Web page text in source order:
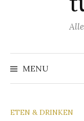
MENU
ETEN & DRINKEN